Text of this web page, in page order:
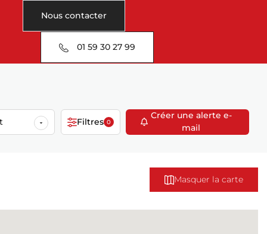
Nous contacter
01 59 30 27 99
Filtres 0
Créer une alerte e-
mail
Masquer la carte